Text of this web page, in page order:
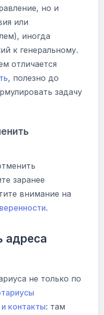
но и
или
иногда
к генеральному.
отличается
, полезно до
задачу
заранее
внимание на
.
адреса
не только по
контакты: там